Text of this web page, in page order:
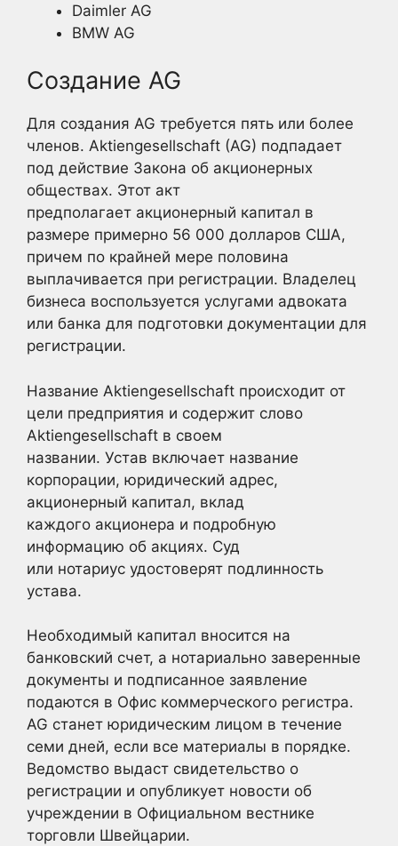
Daimler AG
BMW AG
Создание AG
Для создания AG требуется пять или более
членов. Aktiengesellschaft (AG) подпадает
под действие Закона об акционерных
обществах. Этот акт
предполагает акционерный капитал в
размере примерно 56 000 долларов США,
причем по крайней мере половина
выплачивается при регистрации. Владелец
бизнеса воспользуется услугами адвоката
или банка для подготовки документации для
регистрации.
Название Aktiengesellschaft происходит от
цели предприятия и содержит слово
Aktiengesellschaft в своем
названии. Устав включает название
корпорации, юридический адрес,
акционерный капитал, вклад
каждого акционера и подробную
информацию об акциях. Суд
или нотариус удостоверят подлинность
устава.
Необходимый капитал вносится на
банковский счет, а нотариально заверенные
документы и подписанное заявление
подаются в Офис коммерческого регистра.
AG станет юридическим лицом в течение
семи дней, если все материалы в порядке.
Ведомство выдаст свидетельство о
регистрации и опубликует новости об
учреждении в Официальном вестнике
торговли Швейцарии.